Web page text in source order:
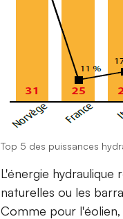
Top 5 des puissances
L'énergie
naturelles ou les
Comme pour